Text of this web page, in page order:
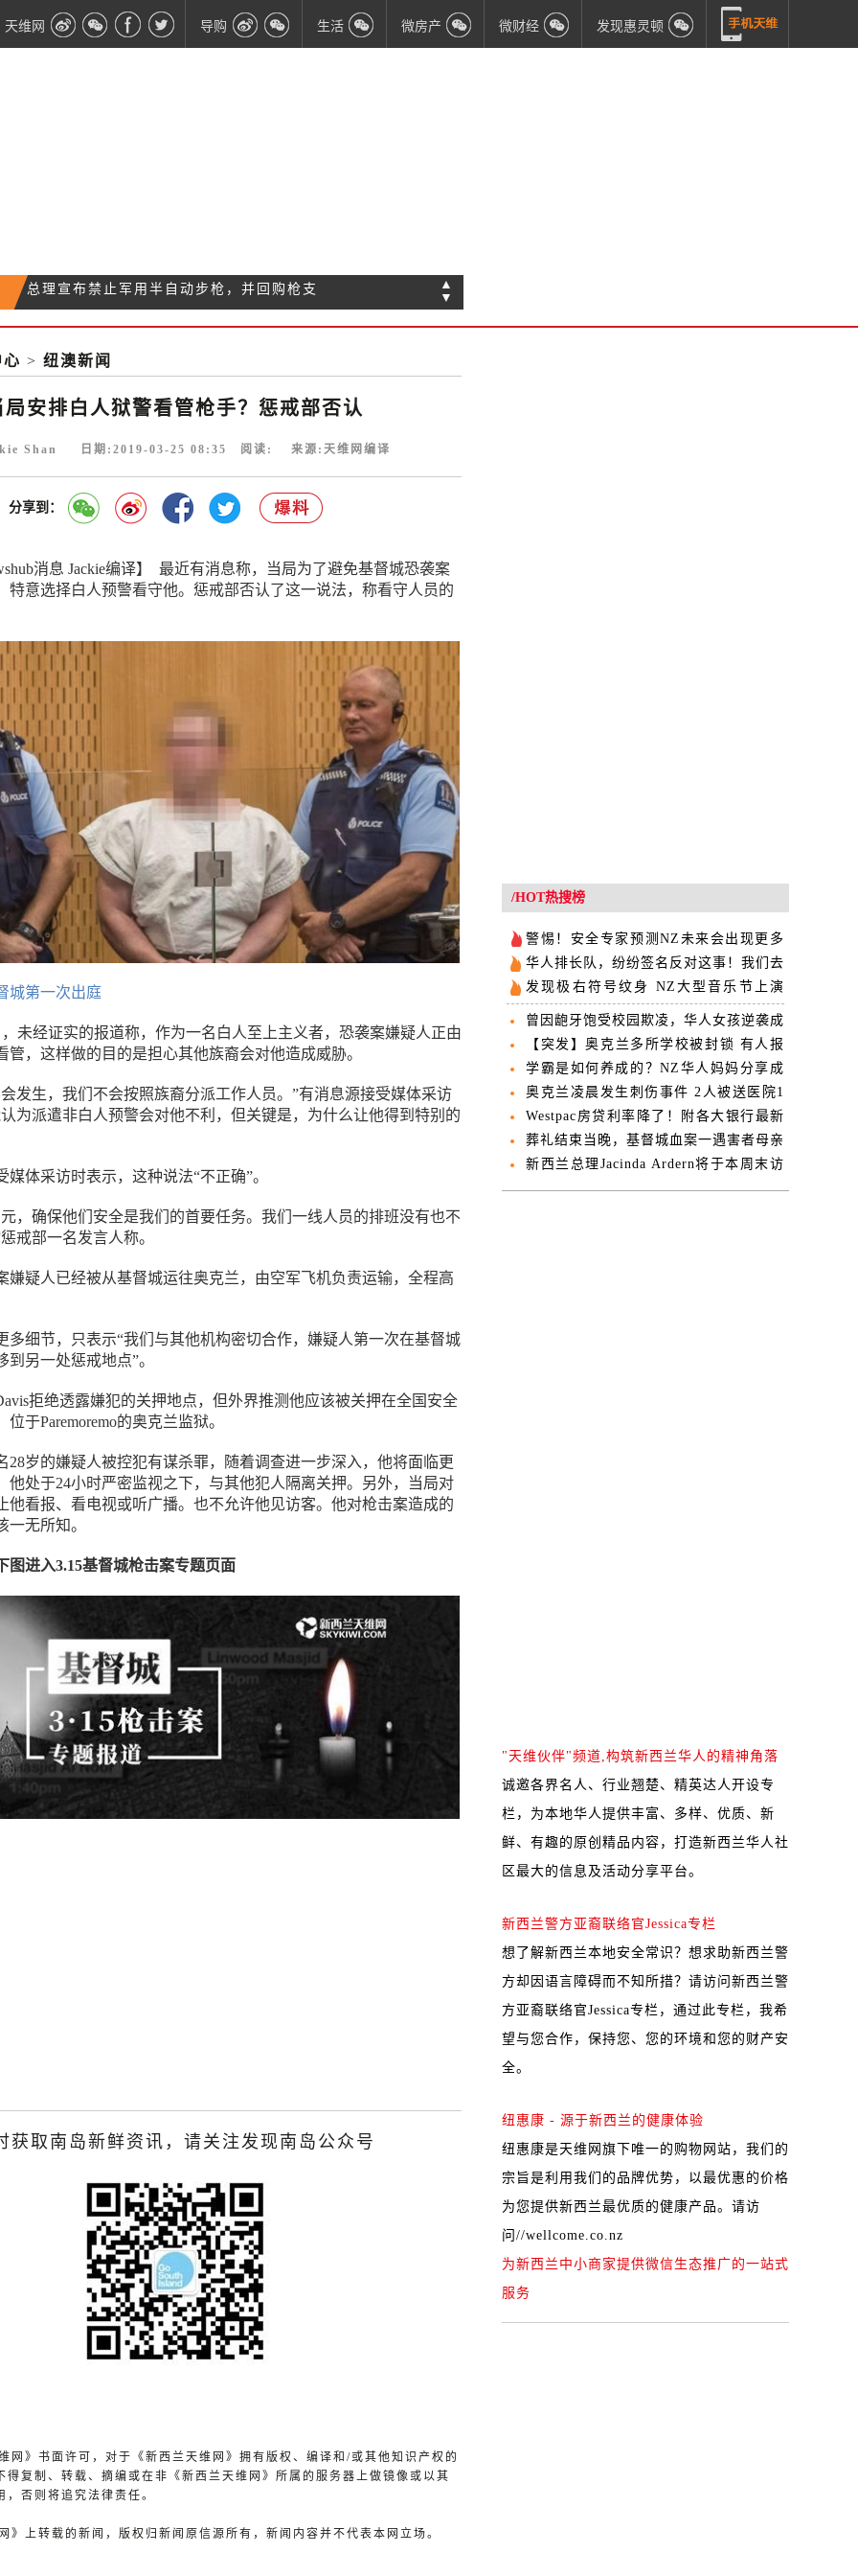
天维网 导购 生活 微房产 微财经 发现惠灵顿
【滚动】警方最新调查进展 枪手被抓时正前往第三作
案地
息
总理宣布禁止军用半自动步枪，并回购枪支
▲
▼
> 纽澳新闻
局安排白人狱警看管枪手？惩戒部否认
Shan 日期:2019-03-25 08:35 阅读: 来源:天维网编译
分享到：
消息 Jackie编译】 最近有消息称，当局为了避免基督城恐袭案
特意选择白人预警看守他。惩戒部否认了这一说法，称看守人员的
城第一次出庭
未经证实的报道称，作为一名白人至上主义者，恐袭案嫌疑人正由
管，这样做的目的是担心其他族裔会对他造成威胁。
发生，我们不会按照族裔分派工作人员。”有消息源接受媒体采访
为派遣非白人预警会对他不利，但关键是，为什么让他得到特别的
媒体采访时表示，这种说法“不正确”。
，确保他们安全是我们的首要任务。我们一线人员的排班没有也不
戒部一名发言人称。
嫌疑人已经被从基督城运往奥克兰，由空军飞机负责运输，全程高
多细节，只表示“我们与其他机构密切合作，嫌疑人第一次在基督城
另一处惩戒地点”。
拒绝透露嫌犯的关押地点，但外界推测他应该被关押在全国安全
于Paremoremo的奥克兰监狱。
28岁的嫌疑人被控犯有谋杀罪，随着调查进一步深入，他将面临更
他处于24小时严密监视之下，与其他犯人隔离关押。另外，当局对
他看报、看电视或听广播。也不允许他见访客。他对枪击案造成的
一无所知。
图进入3.15基督城枪击案专题页面
获取南岛新鲜资讯，请关注发现南岛公众号
网》书面许可，对于《新西兰天维网》拥有版权、编译和/或其他知识产权的
得复制、转载、摘编或在非《新西兰天维网》所属的服务器上做镜像或以其
否则将追究法律责任。
》上转载的新闻，版权归新闻原信源所有，新闻内容并不代表本网立场。
/HOT热搜榜
警惕！安全专家预测NZ未来会出现更多
“大撤离”
华人排长队，纷纷签名反对这事！我们去
问了各方意见…
发现极右符号纹身 NZ大型音乐节上演
5000人大撤离
曾因龅牙饱受校园欺凌，华人女孩逆袭成
超模
【突发】奥克兰多所学校被封锁 有人报
警看到持枪者
学霸是如何养成的？NZ华人妈妈分享成
功经验
奥克兰凌晨发生刺伤事件 2人被送医院1
人伤势严重
Westpac房贷利率降了！附各大银行最新
房贷利率表
葬礼结束当晚，基督城血案一遇害者母亲
去世
新西兰总理Jacinda Ardern将于本周末访
问中国
"天维伙伴"频道,构筑新西兰华人的精神角落
诚邀各界名人、行业翘楚、精英达人开设专
栏，为本地华人提供丰富、多样、优质、新
鲜、有趣的原创精品内容，打造新西兰华人社
区最大的信息及活动分享平台。
新西兰警方亚裔联络官Jessica专栏
想了解新西兰本地安全常识？想求助新西兰警
方却因语言障碍而不知所措？请访问新西兰警
方亚裔联络官Jessica专栏，通过此专栏，我希
望与您合作，保持您、您的环境和您的财产安
全。
纽惠康 - 源于新西兰的健康体验
纽惠康是天维网旗下唯一的购物网站，我们的
宗旨是利用我们的品牌优势，以最优惠的价格
为您提供新西兰最优质的健康产品。请访
问 //wellcome.co.nz
为新西兰中小商家提供微信生态推广的一站式
服务